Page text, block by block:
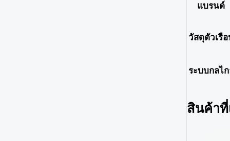
แบรนด์
วัสดุตัวเรื
ระบบกลไ
สินค้าที่